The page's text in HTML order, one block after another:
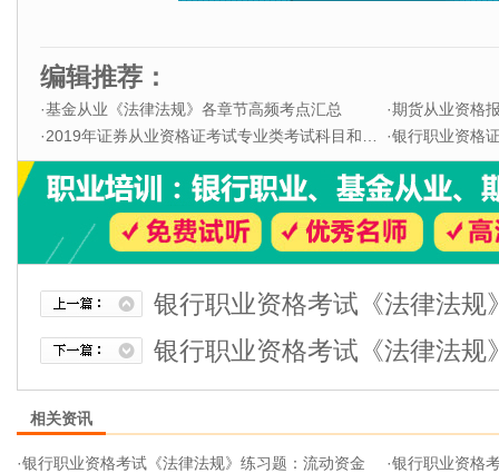
编辑推荐：
·基金从业《法律法规》各章节高频考点汇总 ·期货从业资格
·2019年证券从业资格证考试专业类考试科目和题型 ·银行职业资格证
银行职业资格考试《法律法规
银行职业资格考试《法律法规
相关资讯
·银行职业资格考试《法律法规》练习题：流动资金 ·银行职业资格